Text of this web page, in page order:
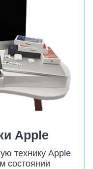
Аpple
технику Apple
состоянии